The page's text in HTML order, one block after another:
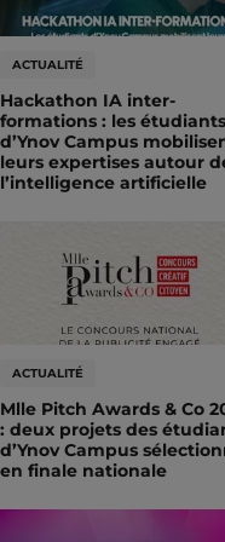
ACTUALITÉ
Hackathon IA inter-
formations : les étudiants
d’Ynov Campus
leurs expertises autour
l’intelligence artificielle
ACTUALITÉ
Mlle Pitch Awards & Co
: deux projets des
d’Ynov Campus
en finale nationale